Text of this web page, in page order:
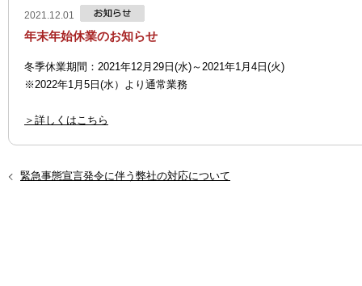
2021.12.01
年末年始休業のお知らせ
冬季休業期間：2021年12月29日(水)～2021年1月4日(火)
※2022年1月5日(水）より通常業務
＞詳しくはこちら
過
緊急事態宣言発令に伴う弊社の対応について